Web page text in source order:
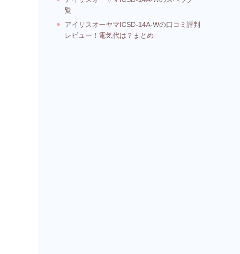
覧
アイリスオーヤマICSD-14A-Wの口コミ評判
レビュー！電気代は？まとめ